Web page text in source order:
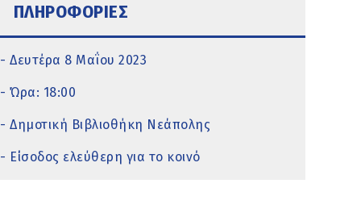
ΠΛΗΡΟΦΟΡΙΕΣ
- Δευτέρα 8 Μαΐου 2023
- Ώρα: 18:00
- Δημοτική Βιβλιοθήκη Νεάπολης
- Είσοδος ελεύθερη για το κοινό